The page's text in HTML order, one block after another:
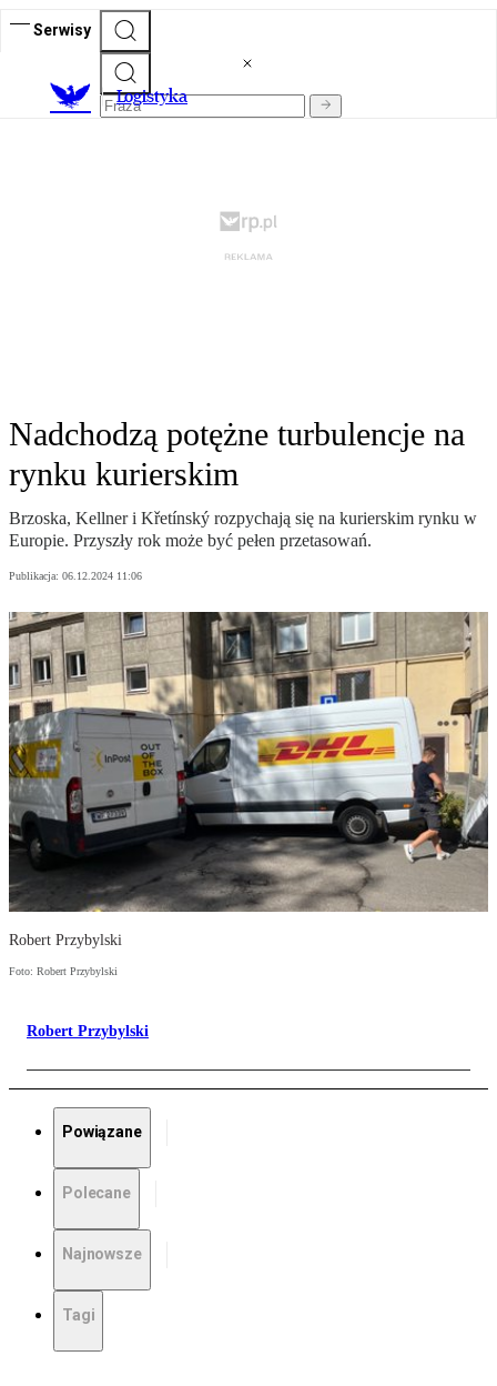
Serwisy
Logistyka
Nadchodzą potężne turbulencje na
rynku kurierskim
Brzoska, Kellner i Křetínský rozpychają się na kurierskim rynku w
Europie. Przyszły rok może być pełen przetasowań.
Publikacja: 06.12.2024 11:06
Robert Przybylski
Foto: Robert Przybylski
Robert Przybylski
Powiązane
Polecane
Najnowsze
Tagi